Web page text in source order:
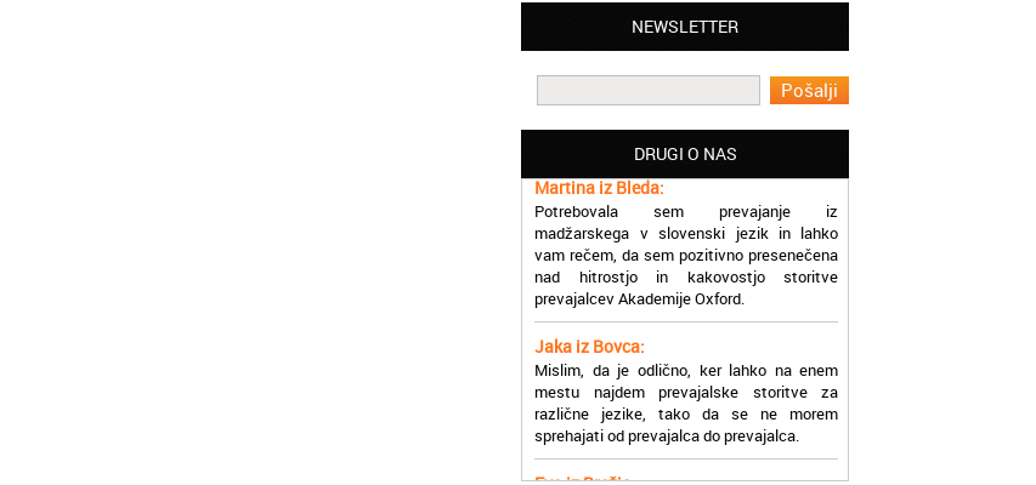
NEWSLETTER
DRUGI O NAS
Matjaž iz Ajdovščine:
Lahko pohvalim vse zaposlene v Akademiji
prevajalske storitve opravljajo hitro in
učinkoviti.
Martina iz Bleda:
Potrebovala sem prevajanje iz
madžarskega v slovenski jezik in lahko
vam rečem, da sem pozitivno presenečena
nad hitrostjo in kakovostjo storitve
prevajalcev Akademije Oxford.
Jaka iz Bovca:
Mislim, da je odlično, ker lahko na enem
mestu najdem prevajalske storitve za
različne jezike, tako da se ne morem
sprehajati od prevajalca do prevajalca.
Eva iz Brežic:
Nujno sem potrebovala prevod v francoski